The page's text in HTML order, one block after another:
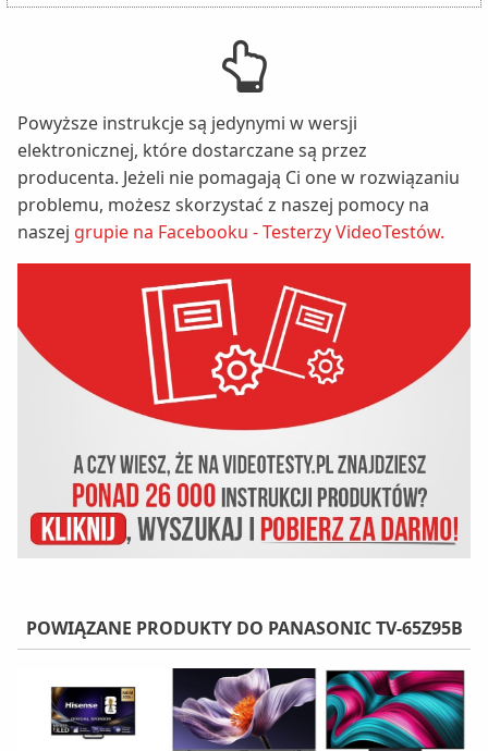
Powyższe instrukcje są jedynymi w wersji
elektronicznej, które dostarczane są przez
producenta. Jeżeli nie pomagają Ci one w rozwiązaniu
problemu, możesz skorzystać z naszej pomocy na
naszej grupie na Facebooku - Testerzy VideoTestów.
POWIĄZANE PRODUKTY DO PANASONIC TV-65Z95B